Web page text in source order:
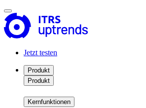
Jetzt testen
Produkt
Produkt
Kernfunktionen